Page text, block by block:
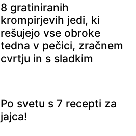
8 gratiniranih
krompirjevih jedi, ki
rešujejo vse obroke
tedna v pečici, zračnem
cvrtju in s sladkim
Po svetu s 7 recepti za
jajca!